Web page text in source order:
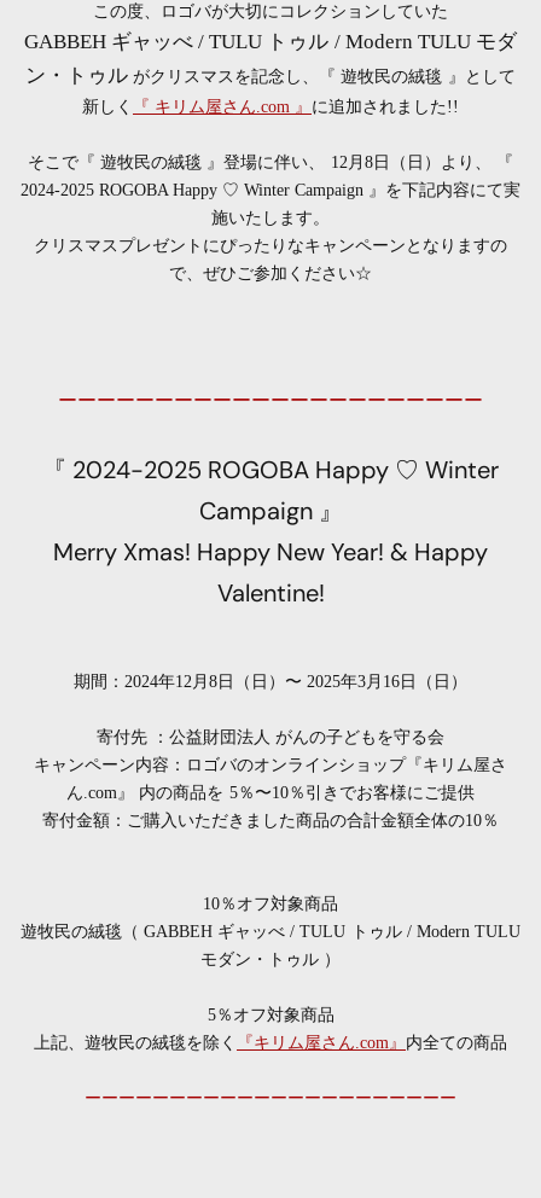
この度、ロゴバが大切にコレクションしていた
GABBEH ギャッべ / TULU トゥル / Modern TULU モダ
ン・トゥル がクリスマスを記念し、『 遊牧民の絨毯 』として
新しく
『 キリム屋さん.com 』 に追加されました!!
そこで『 遊牧民の絨毯 』登場に伴い、 12月8日（日）より、
『
2024-2025 ROGOBA Happy ♡ Winter Campaign 』を下記内容にて実
施いたします。
クリスマスプレゼントにぴったりなキャンペーンとなりますの
で、ぜひご参加ください☆
ーーーーーーーーーーーーーーーーーーーーーー
『 2024-2025 ROGOBA Happy ♡ Winter
Campaign 』
Merry Xmas! Happy New Year! & Happy
Valentine!
期間：2024年12月8日（日）〜 2025年3月16日（日）
寄付先 ：公益財団法人 がんの子どもを守る会
キャンペーン内容：ロゴバのオンラインショップ『キリム屋さ
ん.com』 内の商品を 5％〜10％引きでお客様にご提供
寄付金額：ご購入いただきました商品の合計金額全体の10％
10％オフ対象商品
遊牧民の絨毯（ GABBEH ギャッべ / TULU トゥル / Modern TULU
モダン・トゥル ）
5％オフ対象商品
上記、遊牧民の絨毯を除く
『キリム屋さん.com』 内全ての商品
ーーーーーーーーーーーーーーーーーーーーーー